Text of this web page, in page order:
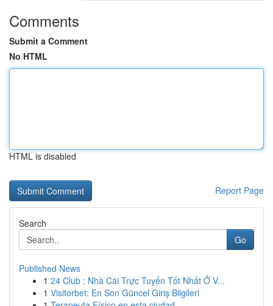
Comments
Submit a Comment
No HTML
HTML is disabled
Report Page
Search
Go
Published News
1 24 Club : Nhà Cái Trực Tuyến Tốt Nhất Ở V...
1 Visitorbet: En Son Güncel Giriş Bilgileri